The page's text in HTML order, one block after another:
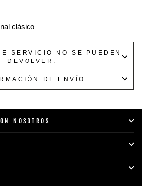
clásico
SERVICIO NO SE PUEDEN
DEVOLVER.
DE ENVÍO
NOSOTROS